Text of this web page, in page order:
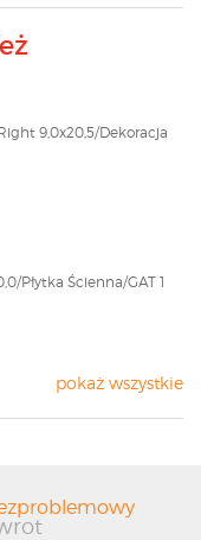
9,0x20,5/Dekoracja
Płytka Ścienna/GAT 1
pokaż wszystkie